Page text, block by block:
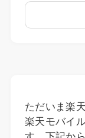
ただいま楽
楽天モバイ